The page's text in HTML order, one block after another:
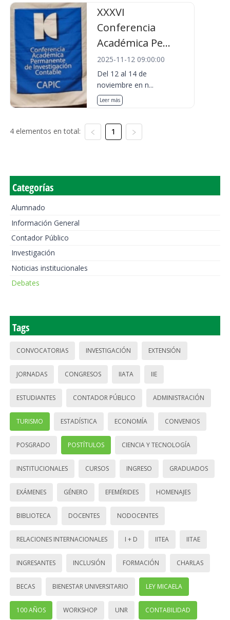
XXXVI
Conferencia
Académica Pe...
2025-11-12 09:00:00
Del 12 al 14 de
noviembre en n...
Leer más
4 elementos en total: 1
Categorías
Alumnado
Información General
Contador Público
Investigación
Noticias institucionales
Debates
Tags
CONVOCATORIAS INVESTIGACIÓN EXTENSIÓN
JORNADAS CONGRESOS IIATA IIE
ESTUDIANTES CONTADOR PÚBLICO ADMINISTRACIÓN
TURISMO ESTADÍSTICA ECONOMÍA CONVENIOS
POSGRADO POSTÍTULOS CIENCIA Y TECNOLOGÍA
INSTITUCIONALES CURSOS INGRESO GRADUADOS
EXÁMENES GÉNERO EFEMÉRIDES HOMENAJES
BIBLIOTECA DOCENTES NODOCENTES
RELACIONES INTERNACIONALES I + D IITEA IITAE
INGRESANTES INCLUSIÓN FORMACIÓN CHARLAS
BECAS BIENESTAR UNIVERSITARIO LEY MICAELA
100 AÑOS WORKSHOP UNR CONTABILIDAD